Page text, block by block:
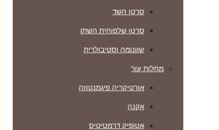
סרטן השד
סרטן שלפוחית השתן
שוונומה וסטיבולרית
מחלות עור
אורטיקריה פיגמנטוזה
אקנה
אטופיק דרמטיטיס